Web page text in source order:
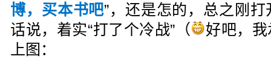
博，买本书吧”，还是怎的，总之刚
话说，着实“打了个冷战”（
好吧，
上图：